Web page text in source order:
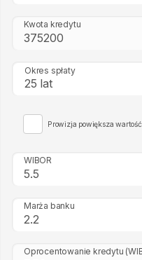
Kwota kredytu
Okres spłaty
25 lat
Prowizja powiększa
WIBOR
Marża banku
Oprocentowanie kredytu